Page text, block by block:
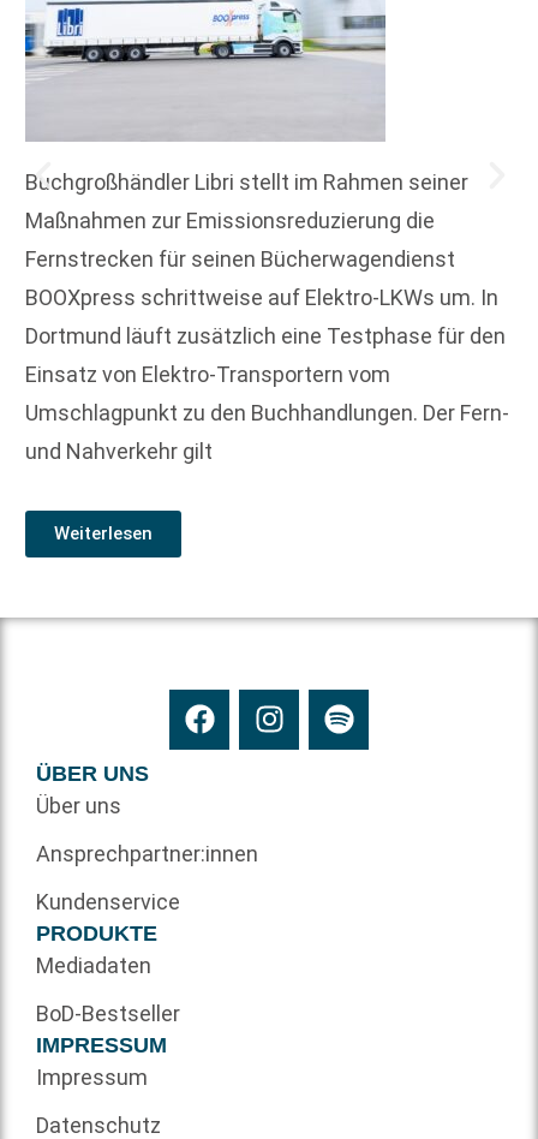
Buchgroßhändler Libri stellt im Rahmen seiner
Maßnahmen zur Emissionsreduzierung die
Fernstrecken für seinen Bücherwagendienst
BOOXpress schrittweise auf Elektro-LKWs um. In
Dortmund läuft zusätzlich eine Testphase für den
Einsatz von Elektro-Transportern vom
Umschlagpunkt zu den Buchhandlungen. Der Fern-
und Nahverkehr gilt
Weiterlesen
ÜBER UNS
Über uns
Ansprechpartner:innen
Kundenservice
PRODUKTE
Mediadaten
BoD-Bestseller
IMPRESSUM
Impressum
Datenschutz